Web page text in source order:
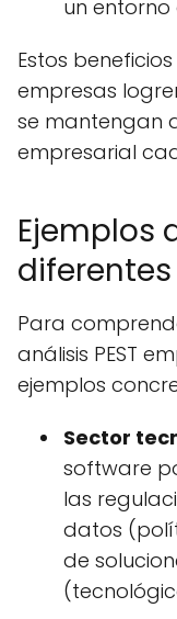
un entorno
Estos
empresas
se mantengan
empresarial
Ejemplos
Para
análisis PEST
ejemplos
Sector
software
las
datos
de